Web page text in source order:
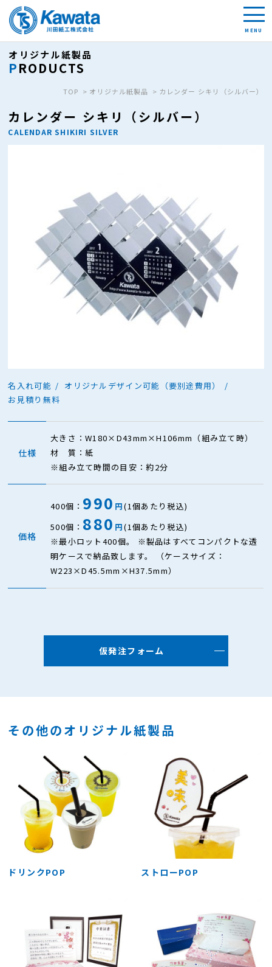
オリジナル紙製品
PRODUCTS
TOP オリジナル紙製品 カレンダー シキリ（シルバー）
カレンダー シキリ（シルバー）
CALENDAR SHIKIRI SILVER
名入れ可能
オリジナルデザイン可能（要別途費用）
お見積り無料
仕様
大きさ：W180×D43mm×H106mm（組み立て時）
材 質：紙
※組み立て時間の目安：約2分
価格
400個： 990 円(1個あたり税込)
500個： 880 円(1個あたり税込)
※最小ロット400個。 ※製品はすべてコンパクトな透
明ケースで納品致します。 （ケースサイズ：
W223×D45.5mm×H37.5mm）
仮発注フォーム
その他のオリジナル紙製品
ドリンクPOP ストローPOP